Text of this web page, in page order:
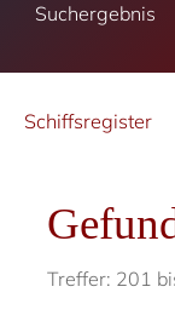
Suchergebnis
Schiffsregister
Treffer: 201